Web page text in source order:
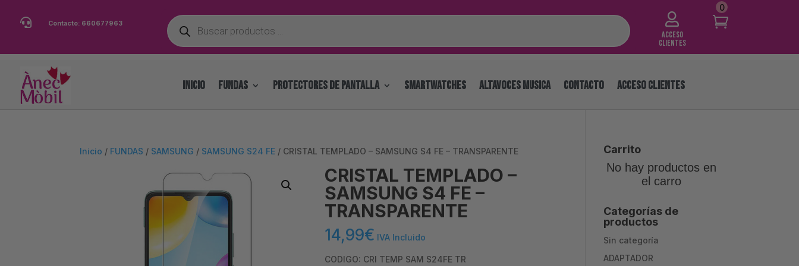
 Contacto: 660677963
Búsqueda
de
productos

Acceso
Clientes
0
INICIO FUNDAS PROTECTORES DE PANTALLA SMARTWATCHES ALTAVOCES MUSICA CONTACTO ACCESO CLIENTES
Inicio / FUNDAS / SAMSUNG / SAMSUNG S24 FE / CRISTAL TEMPLADO – SAMSUNG S4 FE – TRANSPARENTE
CRISTAL TEMPLADO –
SAMSUNG S4 FE –
TRANSPARENTE
14,99€ IVA Incluido
CODIGO: CRI TEMP SAM S24FE TR
Carrito
No hay productos en
el carro
Categorías de
productos
Sin categoría
ADAPTADOR